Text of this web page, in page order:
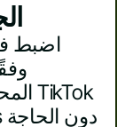
اضبط